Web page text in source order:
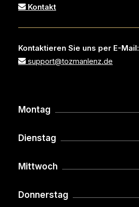
Kontakt
Kontaktieren Sie uns per E-Mail:
support@tozmanlenz.de
Montag
Dienstag
Mittwoch
Donnerstag